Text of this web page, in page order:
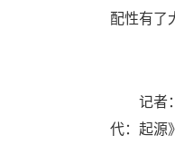
配性有了
记者：
代：起源